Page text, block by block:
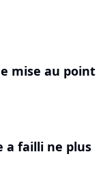
mise au point
a failli ne plus